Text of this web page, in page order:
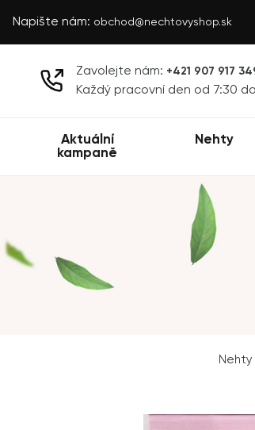
Napište nám: obchod@nechtovyshop.sk
Zavolejte nám: +421 907 917
Každý pracovní den od 7:30
Aktuální
kampaně
Nehty
Nehty